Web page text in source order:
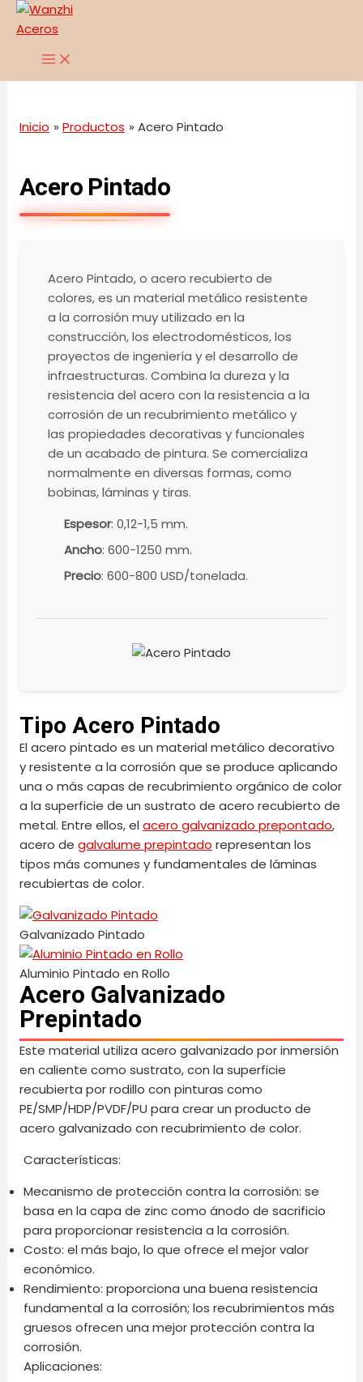
MAIN
MENU
Inicio Productos Acero Pintado
Acero Pintado
Acero Pintado, o acero recubierto de
colores, es un material metálico resistente
a la corrosión muy utilizado en la
construcción, los electrodomésticos, los
proyectos de ingeniería y el desarrollo de
infraestructuras. Combina la dureza y la
resistencia del acero con la resistencia a la
corrosión de un recubrimiento metálico y
las propiedades decorativas y funcionales
de un acabado de pintura. Se comercializa
normalmente en diversas formas, como
bobinas, láminas y tiras.
Espesor: 0,12-1,5 mm.
Ancho: 600-1250 mm.
Precio: 600-800 USD/tonelada.
Tipo Acero Pintado
El acero pintado es un material metálico decorativo
y resistente a la corrosión que se produce aplicando
una o más capas de recubrimiento orgánico de color
a la superficie de un sustrato de acero recubierto de
metal. Entre ellos, elacero galvanizado prepontado,
acero degalvalume prepintado representan los
tipos más comunes y fundamentales de láminas
recubiertas de color.
Galvanizado Pintado
Aluminio Pintado en Rollo
Acero Galvanizado
Prepintado
Este material utiliza acero galvanizado por inmersión
en caliente como sustrato, con la superficie
recubierta por rodillo con pinturas como
PE/SMP/HDP/PVDF/PU para crear un producto de
acero galvanizado con recubrimiento de color.
Características:
Mecanismo de protección contra la corrosión: se
basa en la capa de zinc como ánodo de sacrificio
para proporcionar resistencia a la corrosión.
Costo: el más bajo, lo que ofrece el mejor valor
económico.
Rendimiento: proporciona una buena resistencia
fundamental a la corrosión; los recubrimientos más
gruesos ofrecen una mejor protección contra la
corrosión.
Aplicaciones: